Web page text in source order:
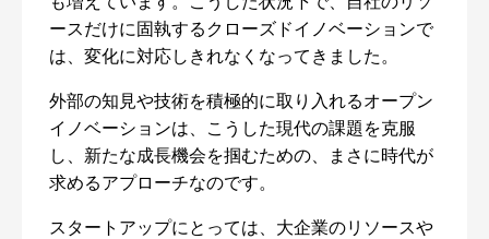
ースだけに固執するクローズドイノベーションで
は、変化に対応しきれなくなってきました。
外部の知見や技術を積極的に取り入れるオープン
イノベーションは、こうした現代の課題を克服
し、新たな成長機会を掴むための、まさに時代が
求めるアプローチなのです。
スタートアップにとっては、大企業のリソースや